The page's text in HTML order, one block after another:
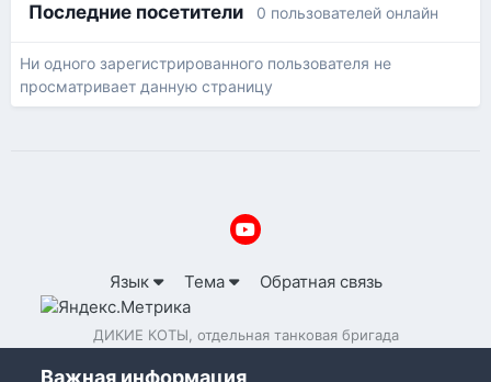
Последние посетители 0 пользователей онлайн
Ни одного зарегистрированного пользователя не
просматривает данную страницу
Язык Тема Обратная связь
ДИКИЕ КОТЫ, отдельная танковая бригада
Важная информация